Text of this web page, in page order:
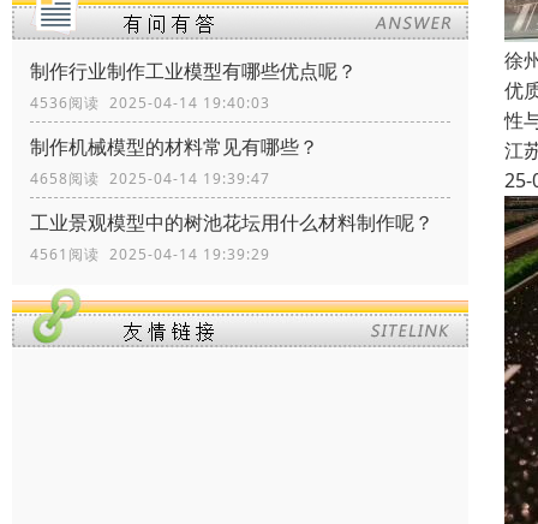
制作行业制作工业模型有哪些优点呢？
4536阅读 2025-04-14 19:40:03
制作机械模型的材料常见有哪些？
4658阅读 2025-04-14 19:39:47
工业景观模型中的树池花坛用什么材料制作呢？
4561阅读 2025-04-14 19:39:29
徐
优
性
江
25-